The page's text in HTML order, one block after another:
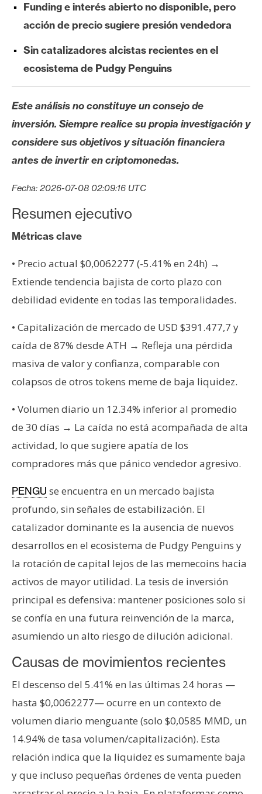
s
N
o
t
s
d
e
P
e
s
T
e
m
s
R
e
u
r
s
s
C
o
n
a
c
t
o
P
u
l
i
c
i
d
a
d
Funding e interés abierto no disponible, pero
acción de precio sugiere presión vendedora
Sin catalizadores alcistas recientes en el
ecosistema de Pudgy Penguins
Este análisis no constituye un consejo de
inversión. Siempre realice su propia investigación y
considere sus objetivos y situación financiera
antes de invertir en criptomonedas.
Fecha: 2026-07-08 02:09:16 UTC
Resumen ejecutivo
Métricas clave
• Precio actual $0,0062277 (-5.41% en 24h) →
Extiende tendencia bajista de corto plazo con
debilidad evidente en todas las temporalidades.
• Capitalización de mercado de USD $391.477,7 y
caída de 87% desde ATH → Refleja una pérdida
masiva de valor y confianza, comparable con
colapsos de otros tokens meme de baja liquidez.
• Volumen diario un 12.34% inferior al promedio
de 30 días → La caída no está acompañada de alta
actividad, lo que sugiere apatía de los
compradores más que pánico vendedor agresivo.
PENGU se encuentra en un mercado bajista
profundo, sin señales de estabilización. El
catalizador dominante es la ausencia de nuevos
desarrollos en el ecosistema de Pudgy Penguins y
la rotación de capital lejos de las memecoins hacia
activos de mayor utilidad. La tesis de inversión
principal es defensiva: mantener posiciones solo si
se confía en una futura reinvención de la marca,
asumiendo un alto riesgo de dilución adicional.
Causas de movimientos recientes
El descenso del 5.41% en las últimas 24 horas —
hasta $0,0062277— ocurre en un contexto de
volumen diario menguante (solo $0,0585 MMD, un
14.94% de tasa volumen/capitalización). Esta
relación indica que la liquidez es sumamente baja
y que incluso pequeñas órdenes de venta pueden